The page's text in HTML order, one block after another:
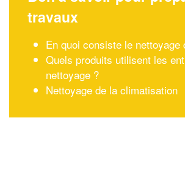
travaux
En quoi consiste le nettoyage
Quels produits utilisent les
nettoyage ?
Nettoyage de la climatisation